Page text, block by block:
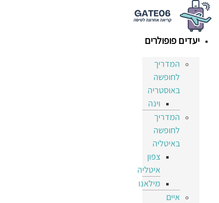
דלג
לתוכן
יעדים פופולרים
המדריך
לחופשה
באוסטריה
וינה
המדריך
לחופשה
באיטליה
צפון
איטליה
מילאנו
איים